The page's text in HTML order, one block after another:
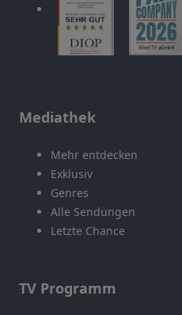
Mediathek
Mehr entdecken
Exklusiv
Genres
Alle Sendungen
Letzte Chance
TV Programm